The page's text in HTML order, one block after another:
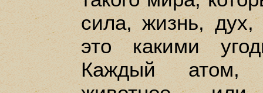
сила, жизнь,
это какими
Каждый атом,